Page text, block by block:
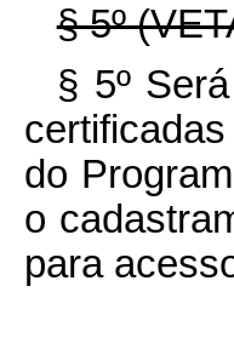
§ 5º
§ 5º
do
o
para